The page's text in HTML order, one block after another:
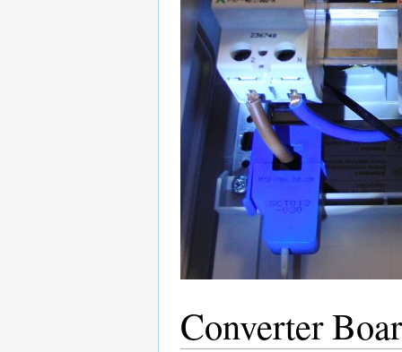
Converter